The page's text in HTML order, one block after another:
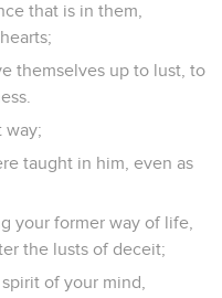
that is in them,
themselves up to lust, to
way;
taught in him, even as
your former way of life,
the lusts of deceit;
of your mind,